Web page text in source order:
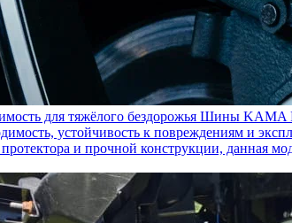
для тяжёлого бездорожья Шины KAMA
устойчивость к повреждениям и
и прочной конструкции, данная